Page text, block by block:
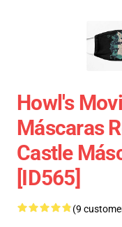
Howl's
Máscaras
Castle
[ID565]
(9